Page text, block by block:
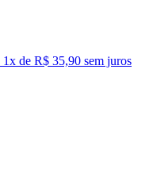
1x de R$ 35,90 sem juros